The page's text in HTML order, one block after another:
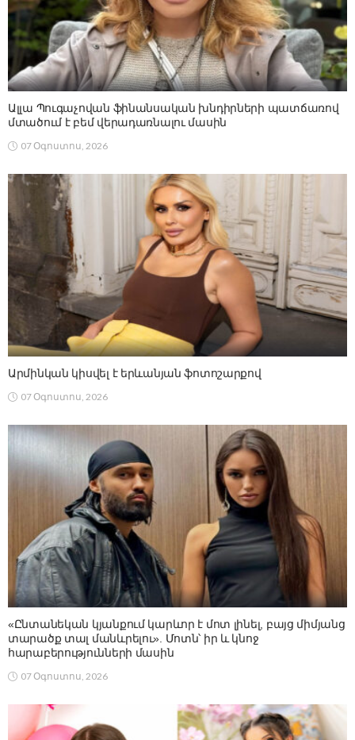
Ալլա Պուգաչովան ֆինանսական խնդիրների պատճառով
մտածում է բեմ վերադառնալու մասին
07 Օգոստոս, 2026
Արմինկան կիսվել է երևանյան ֆոտոշարքով
07 Օգոստոս, 2026
«Ընտանեկան կյանքում կարևոր է մոտ լինել, բայց միմյանց
տարածք տալ մանևրելու». Մոտն՝ իր և կնոջ
հարաբերությունների մասին
07 Օգոստոս, 2026